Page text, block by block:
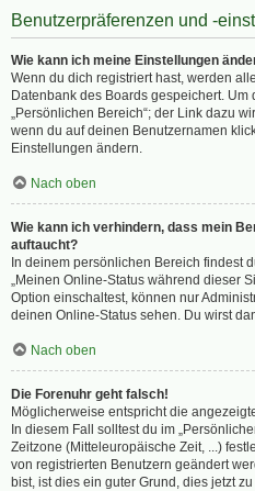
Benutzerpräferenzen und -
Wie kann ich meine Einstellungen
Wenn du dich registriert hast, werden
Datenbank des Boards gespeichert.
„Persönlichen Bereich“; der Link dazu
wenn du auf deinen Benutzernamen
Einstellungen ändern.
Nach oben
Wie kann ich verhindern, dass mein
auftaucht?
In deinem persönlichen Bereich findest
„Meinen Online-Status während dieser
Option einschaltest, können nur
deinen Online-Status sehen. Du wirst
Nach oben
Die Forenuhr geht falsch!
Möglicherweise entspricht die
In diesem Fall solltest du im
Zeitzone (Mitteleuropäische Zeit, ...)
von registrierten Benutzern geändert
bist, ist dies ein guter Grund, dies jetzt zu